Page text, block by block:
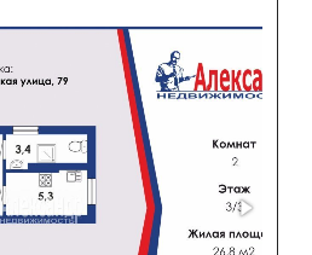
не является кредитной
банками-
характер и не является
по кредиту и предоставления
обратитесь к менеджерам нашей
д. 15 тел. +7(812) 200-4000 )